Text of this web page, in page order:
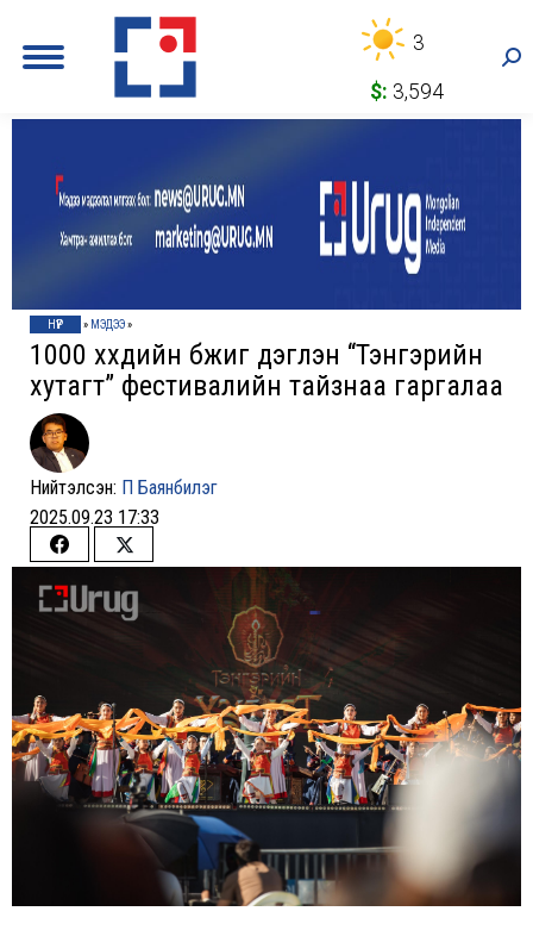
3
$: 3,594
НҮҮР » МЭДЭЭ»
1000 хүүхдийн бүжиг дэглэн “Тэнгэрийн
хутагт” фестивалийн тайзнаа гаргалаа
Нийтэлсэн: П Баянбилэг
2025.09.23 17:33
Share
on
Share
on